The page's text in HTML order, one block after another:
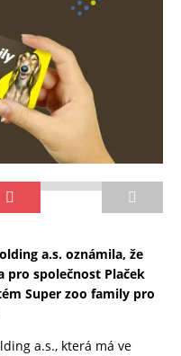
a.s. oznámila, že
pro společnost Plaček
Super zoo family pro
a.s., která má ve